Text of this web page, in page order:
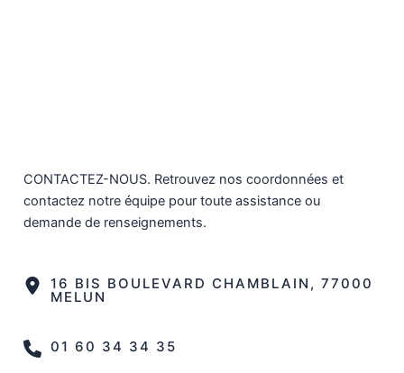
CONTACTEZ-NOUS. Retrouvez nos coordonnées et
contactez notre équipe pour toute assistance ou
demande de renseignements.
16 BIS BOULEVARD CHAMBLAIN, 77000
MELUN
01 60 34 34 35